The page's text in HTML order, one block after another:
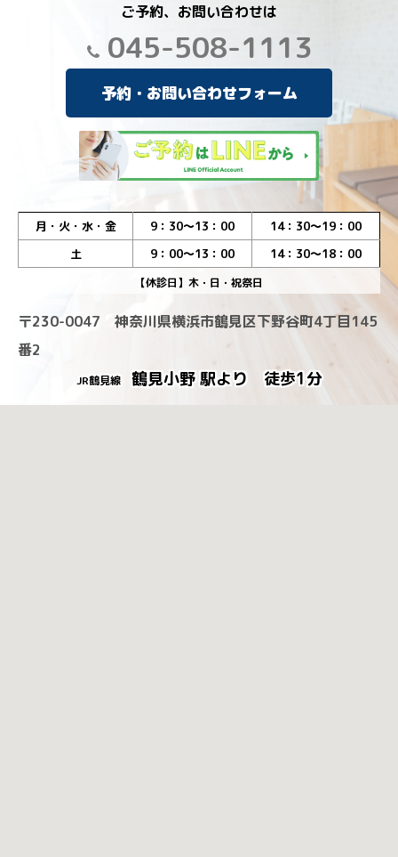
ご予約、お問い合わせは
045-508-1113
予約・お問い合わせフォーム
月・火・水・金 9：30～13：00
14：30～19：00
土
9：00～13：00 14：30～18：00
【休診日】木・日・祝祭日
〒230-0047 神奈川県横浜市鶴見区下野谷町4丁目145
番2
JR鶴見線 鶴見小野 駅より 徒歩1分